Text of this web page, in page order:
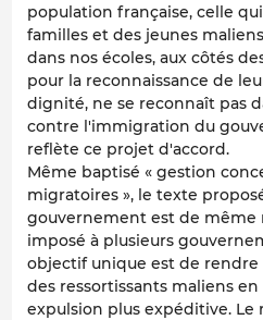
population française, celle
familles et des jeunes
dans nos écoles, aux côtés
pour la reconnaissance de
dignité, ne se reconnaît pas
contre l'immigration du
reflète ce projet d'accord.
Même baptisé « gestion
migratoires », le texte
gouvernement est de même
imposé à plusieurs
objectif unique est de
des ressortissants maliens
expulsion plus expéditive. Le